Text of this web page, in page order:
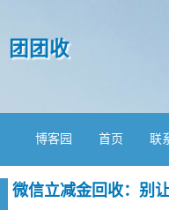
团团收
博客园 首页 联
微信立减金回收：别